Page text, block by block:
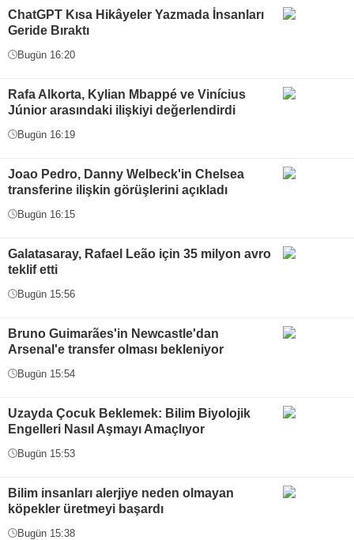
ChatGPT Kısa Hikâyeler Yazmada İnsanları
Geride Bıraktı
Bugün 16:20
Rafa Alkorta, Kylian Mbappé ve Vinícius
Júnior arasındaki ilişkiyi değerlendirdi
Bugün 16:19
Joao Pedro, Danny Welbeck'in Chelsea
transferine ilişkin görüşlerini açıkladı
Bugün 16:15
Galatasaray, Rafael Leão için 35 milyon avro
teklif etti
Bugün 15:56
Bruno Guimarães'in Newcastle'dan
Arsenal'e transfer olması bekleniyor
Bugün 15:54
Uzayda Çocuk Beklemek: Bilim Biyolojik
Engelleri Nasıl Aşmayı Amaçlıyor
Bugün 15:53
Bilim insanları alerjiye neden olmayan
köpekler üretmeyi başardı
Bugün 15:38